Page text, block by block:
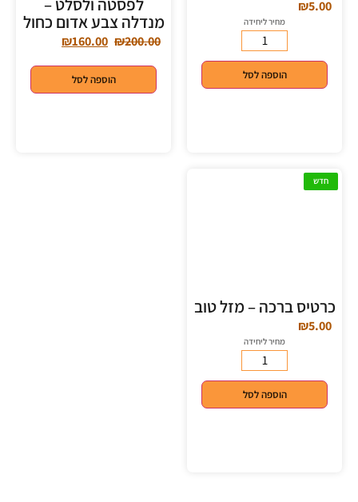
₪5.00
מחיר ליחידה
הוספה לסל
לפסטה ולסלט –
מנדלה צבע אדום כחול
₪200.00
₪160.00
הוספה לסל
חדש
כרטיס ברכה – מזל טוב
₪5.00
מחיר ליחידה
הוספה לסל